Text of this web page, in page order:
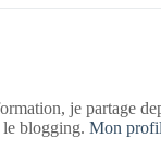
je partage
le blogging.Mon